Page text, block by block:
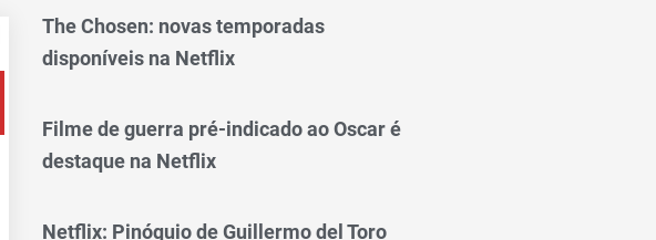
The Chosen: novas temporadas
disponíveis na Netflix
Filme de guerra pré-indicado ao Oscar é
destaque na Netflix
Netflix: Pinóquio de Guillermo del Toro